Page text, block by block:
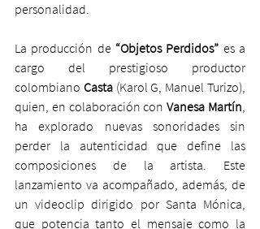
personalidad.
La producción de “Objetos Perdidos” es a
cargo del prestigioso productor
colombiano Casta (Karol G, Manuel Turizo),
quien, en colaboración con Vanesa Martín,
ha explorado nuevas sonoridades sin
perder la autenticidad que define las
composiciones de la artista. Este
lanzamiento va acompañado, además, de
un videoclip dirigido por Santa Mónica,
que potencia tanto el mensaje como la